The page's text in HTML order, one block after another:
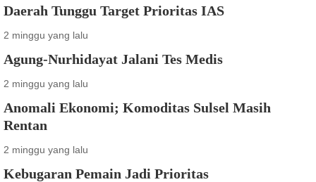
Daerah Tunggu Target Prioritas IAS
2 minggu yang lalu
Agung-Nurhidayat Jalani Tes Medis
2 minggu yang lalu
Anomali Ekonomi; Komoditas Sulsel Masih
Rentan
2 minggu yang lalu
Kebugaran Pemain Jadi Prioritas